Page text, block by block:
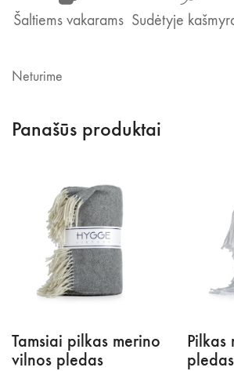
Šaltiems vakarams Sudėtyje
Neturime
Panašūs produktai
Tamsiai pilkas merino
vilnos pledas
Pilkas
pledas